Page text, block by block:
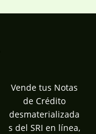
Vende tus Notas
de Crédito
desmaterializada
s del SRI en línea,